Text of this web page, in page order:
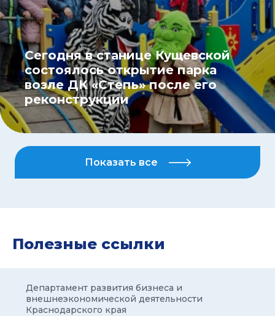
Сегодня в станице Кущевской
состоялось открытие парка
возле ДК «Степь» после его
реконструкции
Показать все
Полезные ссылки
Департамент развития бизнеса и
внешнеэкономической деятельности
Краснодарского края